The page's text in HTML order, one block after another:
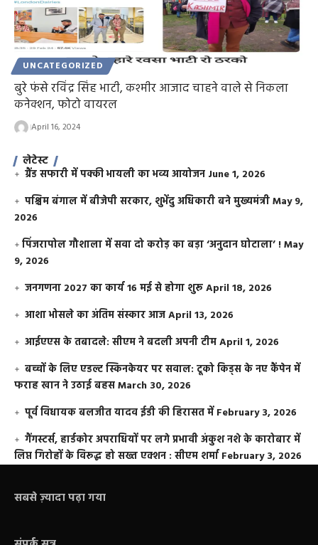
UNCATEGORIZED
बुरे फंसे रविंद्र सिंह भाटी, कश्मीर आजाद चाहने वाले से निकला
कनेक्शन, फोटो वायरल
April 16, 2024
लेटेस्ट
ग्रैंड सफारी में पक्की भायली का भव्य आयोजन June 1, 2026
पश्चिम बंगाल में बीजेपी सरकार, शुभेंदु अधिकारी बने मुख्यमंत्रीMay 9,
2026
​पिंजरापोल गौशाला में सवा दो करोड़ का बड़ा ‘अनुदान घोटाला’ !May
9, 2026
जनगणना 2027 का कार्य 16 मई से होगा शुरूApril 18, 2026
आशा भोसले का अंतिम संस्कार आजApril 13, 2026
आईएएस के तबादले: सीएम ने बदली अपनी टीमApril 1, 2026
बच्चों के लिए एडल्ट स्किनकेयर पर सवाल: टूको किड्स के नए कैंपेन में
फराह खान ने उठाई बहसMarch 30, 2026
पूर्व विधायक बलजीत यादव ईडी की हिरासत में February 3, 2026
गैंगस्टर्स, हार्डकोर अपराधियों पर लगे प्रभावी अंकुश नशे के कारोबार में
लिप्त गिरोहों के विरूद्ध हो सख्त एक्शन : सीएम शर्मा February 3, 2026
सबसे ज़्यादा पढ़ा गया